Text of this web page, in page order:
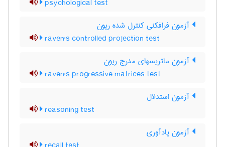
psychological test
آزمون فرافکنی کنترل شده ریون
raven's controlled projection test
آزمون ماتریسهای مدرج ریون
raven's progressive matrices test
آزمون استدلال
reasoning test
آزمون یادآوری